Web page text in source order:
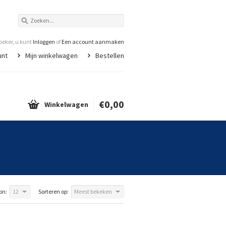
u kunt Inloggen ofEen account aanmaken
Mijn winkelwagen Bestellen
Winkelwagen €0,00
Sorteren op: Meest bekeken
12